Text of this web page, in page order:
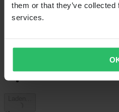
them or that they’ve
services.
3
2
1